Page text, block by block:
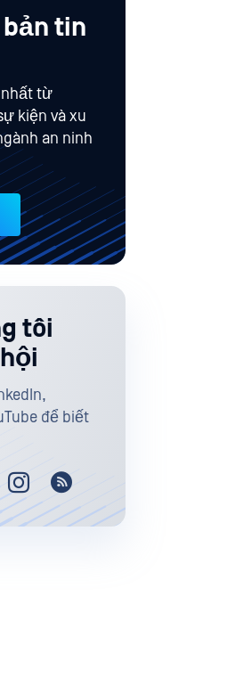
tin
nhất từ
kiện và xu
an ninh
tôi
để biết